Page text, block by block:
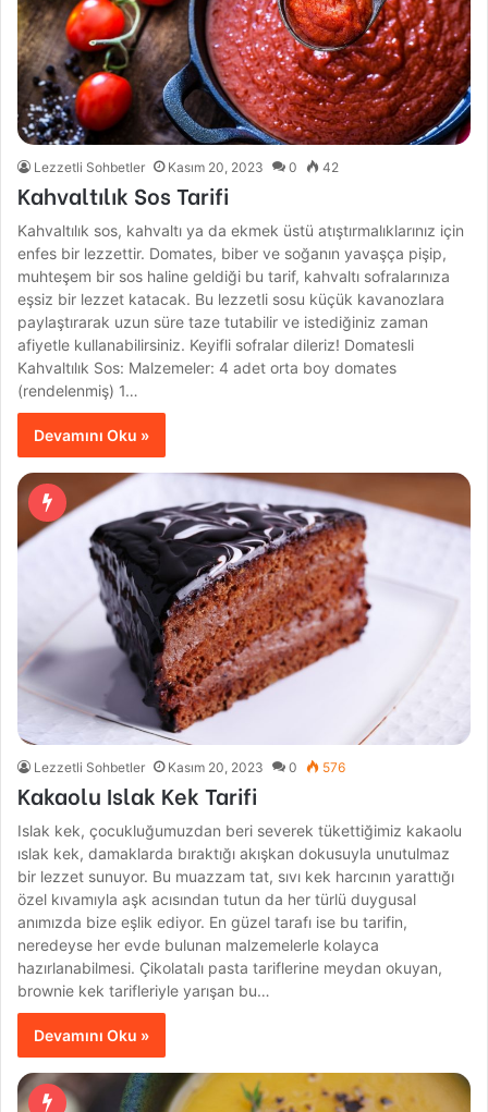
Lezzetli Sohbetler Kasım 20, 2023 0 42
Kahvaltılık Sos Tarifi
Kahvaltılık sos, kahvaltı ya da ekmek üstü atıştırmalıklarınız için
enfes bir lezzettir. Domates, biber ve soğanın yavaşça pişip,
muhteşem bir sos haline geldiği bu tarif, kahvaltı sofralarınıza
eşsiz bir lezzet katacak. Bu lezzetli sosu küçük kavanozlara
paylaştırarak uzun süre taze tutabilir ve istediğiniz zaman
afiyetle kullanabilirsiniz. Keyifli sofralar dileriz! Domatesli
Kahvaltılık Sos: Malzemeler: 4 adet orta boy domates
(rendelenmiş) 1…
Devamını Oku »
Lezzetli Sohbetler Kasım 20, 2023 0 576
Kakaolu Islak Kek Tarifi
Islak kek, çocukluğumuzdan beri severek tükettiğimiz kakaolu
ıslak kek, damaklarda bıraktığı akışkan dokusuyla unutulmaz
bir lezzet sunuyor. Bu muazzam tat, sıvı kek harcının yarattığı
özel kıvamıyla aşk acısından tutun da her türlü duygusal
anımızda bize eşlik ediyor. En güzel tarafı ise bu tarifin,
neredeyse her evde bulunan malzemelerle kolayca
hazırlanabilmesi. Çikolatalı pasta tariflerine meydan okuyan,
brownie kek tarifleriyle yarışan bu…
Devamını Oku »